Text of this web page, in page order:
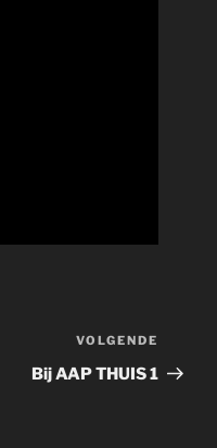
bericht
VOLGENDE
Bij AAP THUIS 1